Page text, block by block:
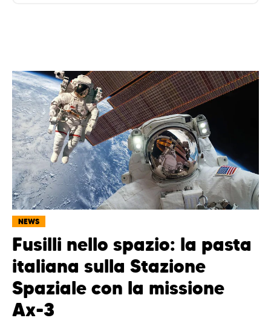
NEWS
Fusilli nello spazio: la pasta
italiana sulla Stazione
Spaziale con la missione
Ax-3